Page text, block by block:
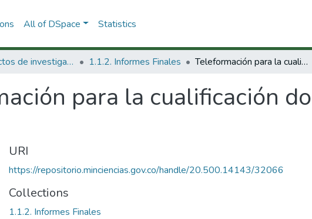
All of DSpace Statistics
1.1 Productos de investigación 1.1.2. Informes Finales Teleformación para la cualificación docente en física
para la cualificación
URI
https://repositorio.minciencias.gov.co/handle/20.500.14143/32066
Collections
1.1.2. Informes Finales